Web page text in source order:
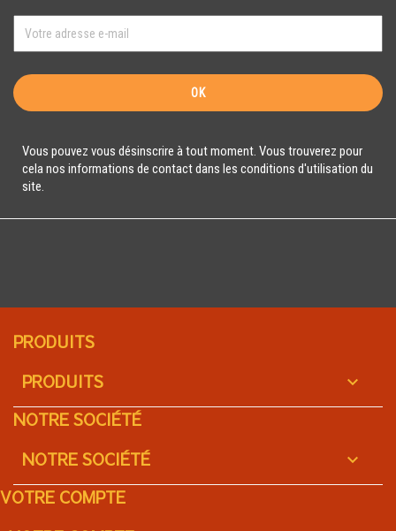
Vous pouvez vous désinscrire à tout moment. Vous trouverez pour
cela nos informations de contact dans les conditions d'utilisation du
site.
PRODUITS
PRODUITS

NOTRE SOCIÉTÉ
NOTRE SOCIÉTÉ

VOTRE COMPTE